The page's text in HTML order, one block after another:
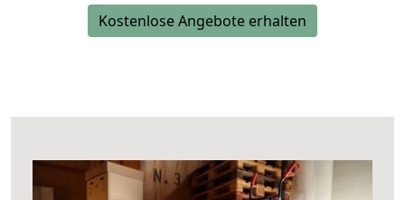
Kostenlose Angebote erhalten